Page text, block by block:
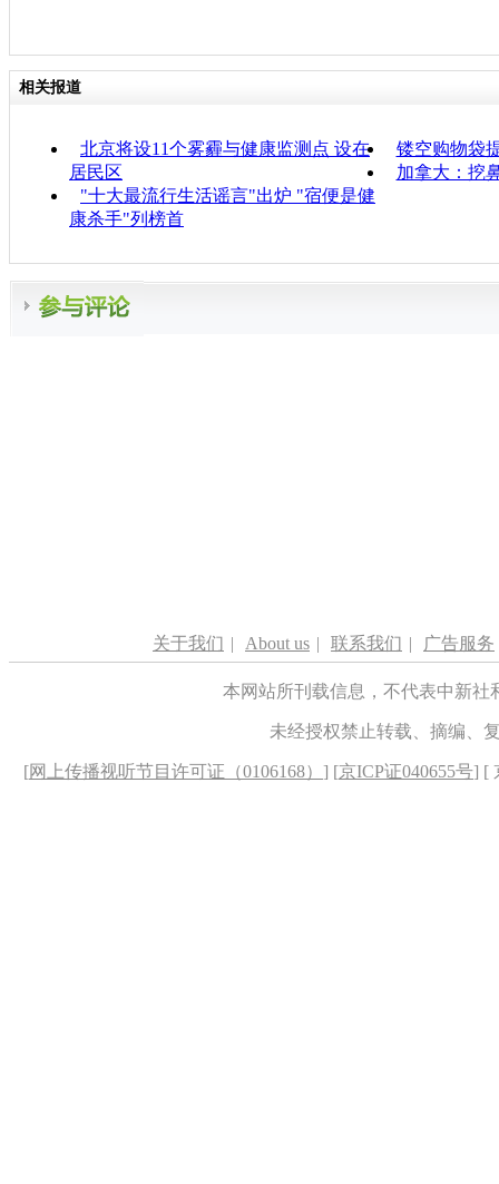
相关报道
北京将设11个雾霾与健康监测点 设在
居民区
镂空购物袋
加拿大：挖
"十大最流行生活谣言"出炉 "宿便是健
康杀手"列榜首
关于我们 | About us | 联系我们 | 广告服务
本网站所刊载信息，不代表中新
未经授权禁止转载、摘编、
[网上传播视听节目许可证（0106168） ] [京ICP证040655号] [